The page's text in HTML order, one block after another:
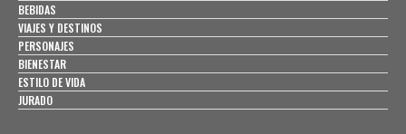
BEBIDAS
VIAJES Y DESTINOS
PERSONAJES
BIENESTAR
ESTILO DE VIDA
JURADO